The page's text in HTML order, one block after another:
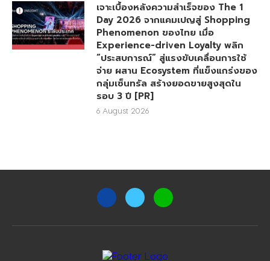
เจาะเบื้องหลังความสำเร็จของ The 1
Day 2026 จากแคมเปญสู่ Shopping
Phenomenon ของไทย เมื่อ
Experience-driven Loyalty พลิก
“ประสบการณ์” สู่แรงขับเคลื่อนการใช้
จ่าย ผสาน Ecosystem ที่แข็งแกร่งของ
กลุ่มเซ็นทรัล สร้างยอดขายสูงสุดใน
รอบ 3 ปี [PR]
6 August 2026